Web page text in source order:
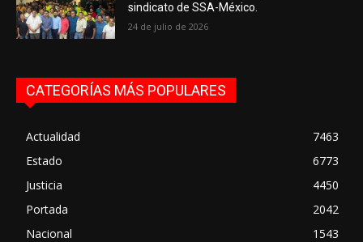
sindicato de SSA-México.
24 de julio de 2026
CATEGORÍAS MÁS POPULARES
Actualidad
7463
Estado
6773
Justicia
4450
Portada
2042
Nacional
1543